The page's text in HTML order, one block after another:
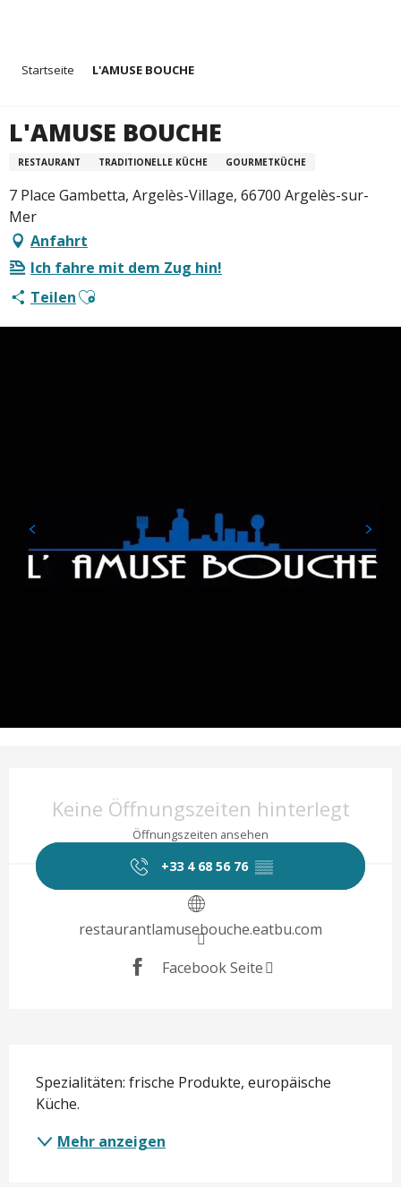
principal
Startseite L'AMUSE BOUCHE
L'AMUSE BOUCHE
RESTAURANT TRADITIONELLE KÜCHE GOURMETKÜCHE
7 Place Gambetta, Argelès-Village, 66700 Argelès-sur-
Mer
Anfahrt
Ich fahre mit dem Zug hin!
TeilenAjouter aux favoris
Keine Öffnungszeiten hinterlegt
Öffnungszeiten ansehen
+33 4 68 56 76 ▒▒
restaurantlamusebouche.eatbu.com
Facebook Seite
Spezialitäten: frische Produkte, europäische
Küche.
Mehr anzeigen